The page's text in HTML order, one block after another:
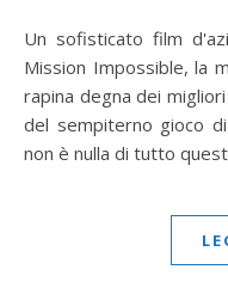
Un sofisticato film d'azione, un degno erede della saga
Mission Impossible, la
rapina degna dei
del sempiterno gioco
non è nulla di tutto